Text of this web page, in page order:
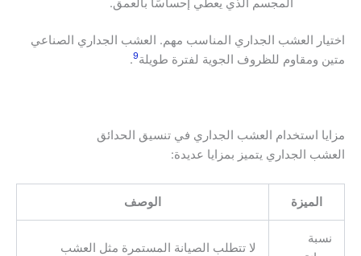
المجسم الذي يعطي إحساسًا بالعمق.
اختيار العشب الجداري المناسب مهم. العشب الجداري الصناعي
متين ومقاوم للظروف الجوية لفترة طويلة9
.
مزايا استخدام العشب الجداري في تنسيق الحدائق
العشب الجداري يتميز بمزايا عديدة:
الميزة الوصف
نسبة
لا تتطلب الصيانة المستمرة مثل العشب